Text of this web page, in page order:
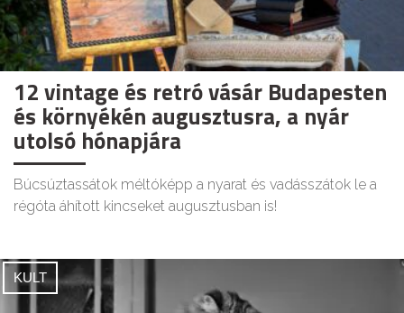
12 vintage és retró vásár Budapesten
és környékén augusztusra, a nyár
utolsó hónapjára
Búcsúztassátok méltóképp a nyarat és vadásszátok le a
régóta áhított kincseket augusztusban is!
KULT